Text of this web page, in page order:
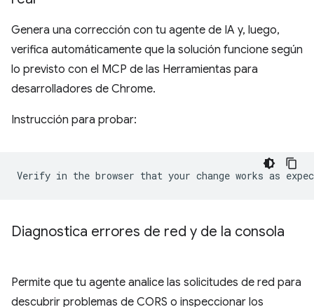
Genera una corrección con tu agente de IA y, luego,
verifica automáticamente que la solución funcione según
lo previsto con el MCP de las Herramientas para
desarrolladores de Chrome.
Instrucción para probar:
Diagnostica errores de red y de la consola
Permite que tu agente analice las solicitudes de red para
descubrir problemas de CORS o inspeccionar los